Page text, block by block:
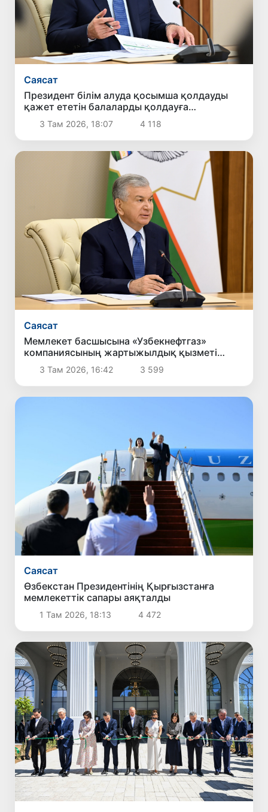
Саясат
Президент білім алуда қосымша қолдауды
қажет ететін балаларды қолдауға
бағытталған ұсыныстармен танысты
3 Там 2026, 18:07 4 118
Саясат
Мемлекет басшысына «Узбекнефтгаз»
компаниясының жартыжылдық қызметі
туралы есеп берілді
3 Там 2026, 16:42 3 599
Саясат
Өзбекстан Президентінің Қырғызстанға
мемлекеттік сапары аяқталды
1 Там 2026, 18:13 4 472